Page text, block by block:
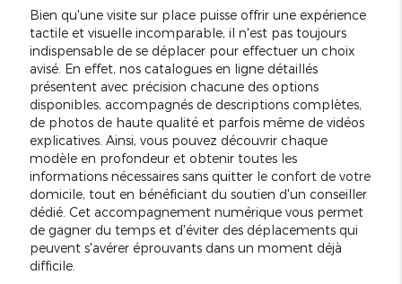
Bien qu'une visite sur place puisse offrir une expérience
tactile et visuelle incomparable, il n'est pas toujours
indispensable de se déplacer pour effectuer un choix
avisé. En effet, nos catalogues en ligne détaillés
présentent avec précision chacune des options
disponibles, accompagnés de descriptions complètes,
de photos de haute qualité et parfois même de vidéos
explicatives. Ainsi, vous pouvez découvrir chaque
modèle en profondeur et obtenir toutes les
informations nécessaires sans quitter le confort de votre
domicile, tout en bénéficiant du soutien d'un conseiller
dédié. Cet accompagnement numérique vous permet
de gagner du temps et d'éviter des déplacements qui
peuvent s'avérer éprouvants dans un moment déjà
difficile.